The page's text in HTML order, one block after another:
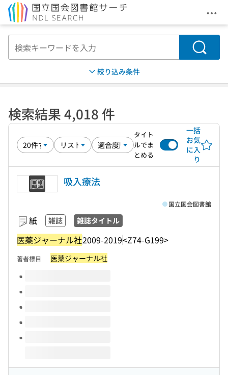
メ
検索
絞り込み条件
検索結果 4,018 件
タイト
ルでま
とめる
一括
お気
に入
り
吸入療法
紙 雑誌 雑誌タイトル
医薬ジャーナル社2009-2019<Z74-G199>
国立国会図書館
著者標目 医薬ジャーナル社
このタイトルの巻号